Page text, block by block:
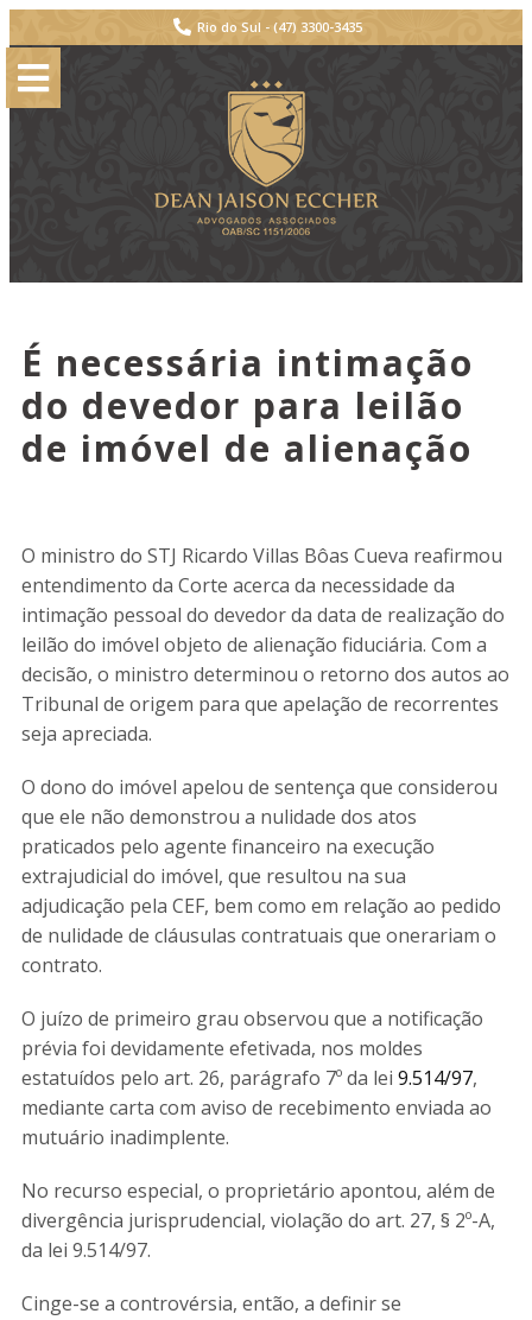
Rio do Sul - (47) 3300-3435
É necessária intimação
do devedor para leilão
de imóvel de alienação
O ministro do STJ Ricardo Villas Bôas Cueva reafirmou
entendimento da Corte acerca da necessidade da
intimação pessoal do devedor da data de realização do
leilão do imóvel objeto de alienação fiduciária. Com a
decisão, o ministro determinou o retorno dos autos ao
Tribunal de origem para que apelação de recorrentes
seja apreciada.
O dono do imóvel apelou de sentença que considerou
que ele não demonstrou a nulidade dos atos
praticados pelo agente financeiro na execução
extrajudicial do imóvel, que resultou na sua
adjudicação pela CEF, bem como em relação ao pedido
de nulidade de cláusulas contratuais que onerariam o
contrato.
O juízo de primeiro grau observou que a notificação
prévia foi devidamente efetivada, nos moldes
estatuídos pelo art. 26, parágrafo 7º da lei 9.514/97,
mediante carta com aviso de recebimento enviada ao
mutuário inadimplente.
No recurso especial, o proprietário apontou, além de
divergência jurisprudencial, violação do art. 27, § 2º-A,
da lei 9.514/97.
Cinge-se a controvérsia, então, a definir se